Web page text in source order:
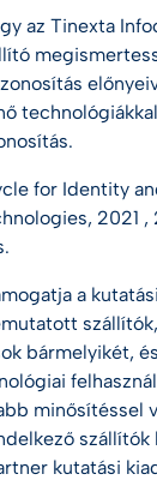
az Tinexta
for Identity
2021 ,
a kutatási
bármelyikét,
minősítéssel
szállítók
kutatási